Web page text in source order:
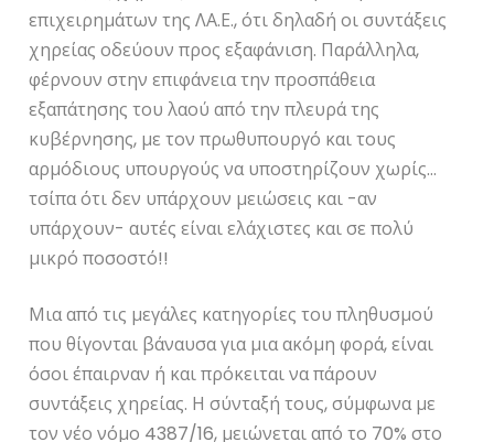
επιχειρημάτων της ΛΑ.Ε., ότι δηλαδή οι συντάξεις
χηρείας οδεύουν προς εξαφάνιση. Παράλληλα,
φέρνουν στην επιφάνεια την προσπάθεια
εξαπάτησης του λαού από την πλευρά της
κυβέρνησης, με τον πρωθυπουργό και τους
αρμόδιους υπουργούς να υποστηρίζουν χωρίς…
τσίπα ότι δεν υπάρχουν μειώσεις και -αν
υπάρχουν- αυτές είναι ελάχιστες και σε πολύ
μικρό ποσοστό!!
Μια από τις μεγάλες κατηγορίες του πληθυσμού
που θίγονται βάναυσα για μια ακόμη φορά, είναι
όσοι έπαιρναν ή και πρόκειται να πάρουν
συντάξεις χηρείας. Η σύνταξή τους, σύμφωνα με
τον νέο νόμο 4387/16, μειώνεται από το 70% στο